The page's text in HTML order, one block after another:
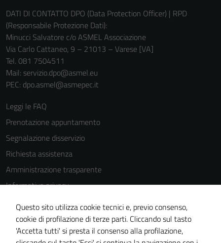
DATI DI CONTATTO DPO (Data Protection Officer) | RPD
(Responsabile Protezione Dati):
Minucci Salvatore c/o ASMEL Associazione
Via Carlo Cattaneo, 9 – 21013 – Varese [VA]
Tel. 081 7504511
Mail: servizio.dpo@asmel.eu
PEC: dpo.asmel@asmepec.it
Leggi le FAQ
Prenotazione appuntamento
Segnalazione disservizio
Richiesta assistenza
Amministrazione trasparente
Informativa privacy
Note legali
Dichiarazione di accessibilità
Questo sito utilizza cookie tecnici e, previo consenso,
cookie di profilazione di terze parti. Cliccando sul tasto
'Accetta tutti' si presta il consenso alla profilazione,